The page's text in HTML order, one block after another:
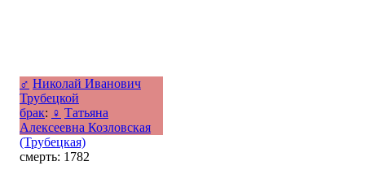
♂ Николай Иванович
Трубецкой
брак: ♀ Татьяна
Алексеевна Козловская
(Трубецкая)
смерть: 1782